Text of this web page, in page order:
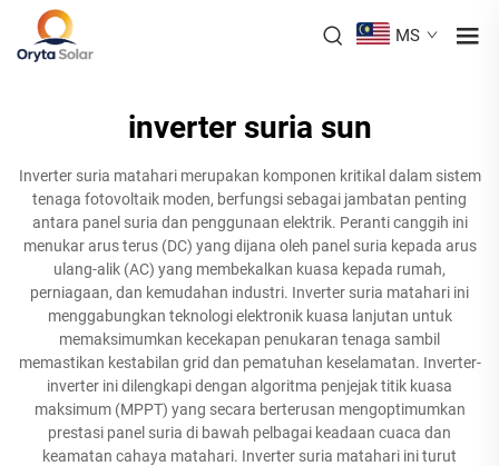
MS
inverter suria sun
Inverter suria matahari merupakan komponen kritikal dalam sistem
tenaga fotovoltaik moden, berfungsi sebagai jambatan penting
antara panel suria dan penggunaan elektrik. Peranti canggih ini
menukar arus terus (DC) yang dijana oleh panel suria kepada arus
ulang-alik (AC) yang membekalkan kuasa kepada rumah,
perniagaan, dan kemudahan industri. Inverter suria matahari ini
menggabungkan teknologi elektronik kuasa lanjutan untuk
memaksimumkan kecekapan penukaran tenaga sambil
memastikan kestabilan grid dan pematuhan keselamatan. Inverter-
inverter ini dilengkapi dengan algoritma penjejak titik kuasa
maksimum (MPPT) yang secara berterusan mengoptimumkan
prestasi panel suria di bawah pelbagai keadaan cuaca dan
keamatan cahaya matahari. Inverter suria matahari ini turut